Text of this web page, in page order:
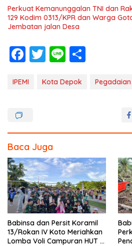
Perkuat Kemanunggalan TNI dan
129 Kodim 0313/KPR dan Warga
Jembatan jalan Desa
F
e
o
k
T
itt
Li
e ar
IPEMI Kota Depok
Baca Juga
Babinsa dan Persit Koramil
13/Rokan IV Koto Meriahkan
Lomba Voli Campuran HUT RI